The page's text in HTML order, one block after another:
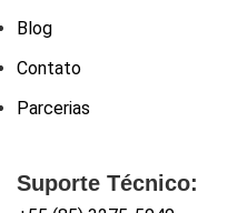
Blog
Contato
Parcerias
Suporte Técnico: